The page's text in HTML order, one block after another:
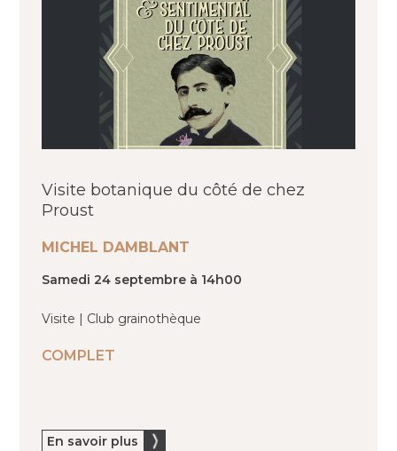
Visite botanique du côté de chez
Proust
MICHEL DAMBLANT
Samedi 24 septembre à 14h00
Visite | Club grainothèque
COMPLET
En savoir plus